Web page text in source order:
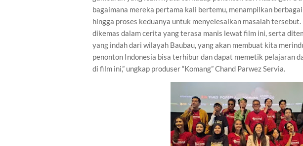
bagaimana mereka pertama kali bertemu, menampilkan
hingga proses keduanya untuk menyelesaikan masalah
dikemas dalam cerita yang terasa manis lewat film ini, serta
yang indah dari wilayah Baubau, yang akan membuat kita
penonton Indonesia bisa terhibur dan dapat memetik pelajaran
di film ini,” ungkap produser “Komang” Chand Parwez Servia.